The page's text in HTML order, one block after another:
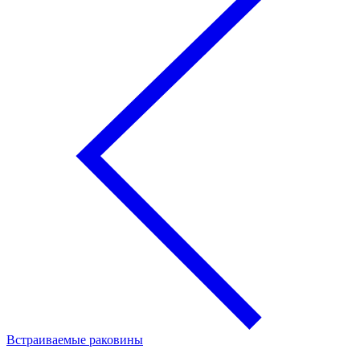
Встраиваемые раковины